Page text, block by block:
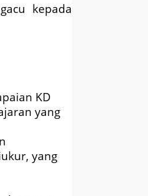
kepada
KD
yang
yang